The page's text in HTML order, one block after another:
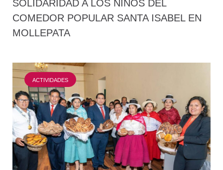
SOLIDARIDAD A LOS NIÑOS DEL
COMEDOR POPULAR SANTA ISABEL EN
MOLLEPATA
ACTIVIDADES